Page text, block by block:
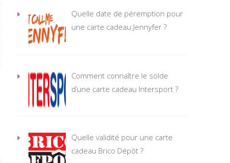
Quelle date de péremption pour
une carte cadeau Jennyfer ?
Comment connaître le solde
d’une carte cadeau Intersport ?
Quelle validité pour une carte
cadeau Brico Dépôt ?